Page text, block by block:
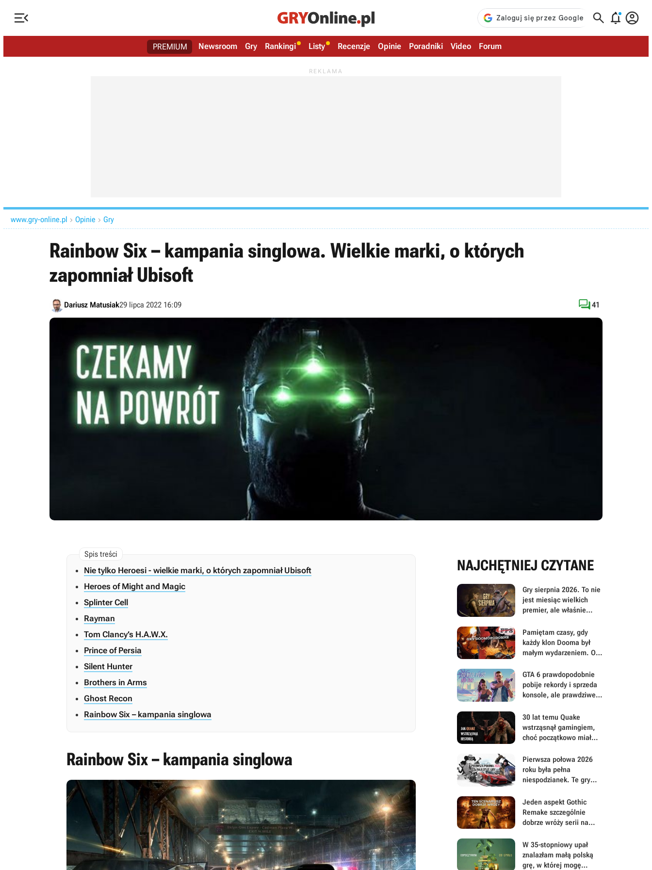
   
PREMIUM Newsroom Gry Rankingi Listy Recenzje Opinie Poradniki Video Forum
www.gry-online.pl  Opinie  Gry
Rainbow Six – kampania singlowa. Wielkie marki, o których
zapomniał Ubisoft
Dariusz Matusiak29 lipca 2022 16:09 41
Nie tylko Heroesi - wielkie marki, o których zapomniał Ubisoft
Heroes of Might and Magic
Splinter Cell
Rayman
Tom Clancy’s H.A.W.X.
Prince of Persia
Silent Hunter
Brothers in Arms
Ghost Recon
Rainbow Six – kampania singlowa
Rainbow Six – kampania singlowa
NAJCHĘTNIEJ CZYTANE
Gry sierpnia 2026. To nie
jest miesiąc wielkich
premier, ale właśnie
mu się uważniej
Pamiętam czasy, gdy
każdy klon Dooma był
małym wydarzeniem. Oto
FPS-y lat 90.
GTA 6 prawdopodobnie
pobije rekordy i sprzeda
konsole, ale prawdziwe
będą musieli mu
wybaczyć
30 lat temu Quake
wstrząsnął gamingiem,
choć początkowo miał
Pierwsza połowa 2026
roku była pełna
niespodzianek. Te gry
uwagę i Wasz czas
Jeden aspekt Gothic
Remake szczególnie
dobrze wróży serii na
mają powody do dumy
W 35-stopniowy upał
znalazłam małą polską
grę, w której mogę